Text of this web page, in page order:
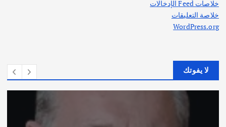
خلاصات Feed الإدخالات
خلاصة التعليقات
WordPress.org
لا يفوتك